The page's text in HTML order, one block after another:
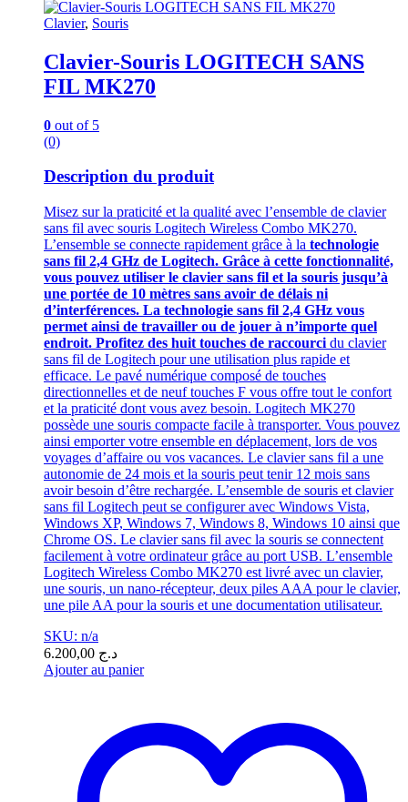
Clavier, Souris
Clavier-Souris LOGITECH SANS
FIL MK270
0 out of 5
(0)
Description du produit
Misez sur la praticité et la qualité avec l’ensemble de clavier
sans fil avec souris Logitech Wireless Combo MK270.
L’ensemble se connecte rapidement grâce à la technologie
sans fil 2,4 GHz de Logitech. Grâce à cette fonctionnalité,
vous pouvez utiliser le clavier sans fil et la souris jusqu’à
une portée de 10 mètres sans avoir de délais ni
d’interférences. La technologie sans fil 2,4 GHz vous
permet ainsi de travailler ou de jouer à n’importe quel
endroit. Profitez des huit touches de raccourci du clavier
sans fil de Logitech pour une utilisation plus rapide et
efficace. Le pavé numérique composé de touches
directionnelles et de neuf touches F vous offre tout le confort
et la praticité dont vous avez besoin. Logitech MK270
possède une souris compacte facile à transporter. Vous pouvez
ainsi emporter votre ensemble en déplacement, lors de vos
voyages d’affaire ou vos vacances. Le clavier sans fil a une
autonomie de 24 mois et la souris peut tenir 12 mois sans
avoir besoin d’être rechargée. L’ensemble de souris et clavier
sans fil Logitech peut se configurer avec Windows Vista,
Windows XP, Windows 7, Windows 8, Windows 10 ainsi que
Chrome OS. Le clavier sans fil avec la souris se connectent
facilement à votre ordinateur grâce au port USB. L’ensemble
Logitech Wireless Combo MK270 est livré avec un clavier,
une souris, un nano-récepteur, deux piles AAA pour le clavier,
une pile AA pour la souris et une documentation utilisateur.
SKU: n/a
د.ج
Ajouter au panier